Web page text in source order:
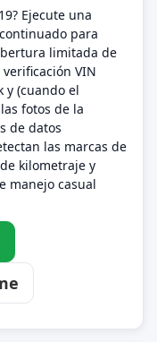
Ejecute una
para
limitada de
VIN
y (cuando el
fotos de la
de datos
las marcas de
kilometraje y
manejo casual